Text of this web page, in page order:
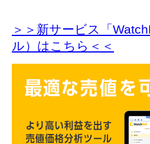
＞＞新サービス「
ル）はこちら＜＜